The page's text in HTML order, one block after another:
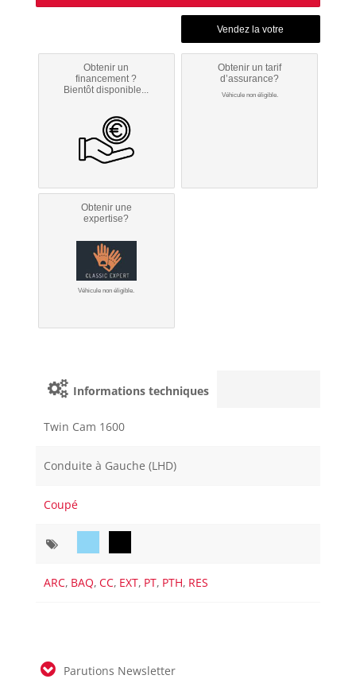
Obtenir un
financement ?
Bientôt disponible...
Obtenir un tarif
d’assurance?
Véhicule non éligible.
Obtenir une
expertise?
Véhicule non éligible.
Informations techniques
Twin Cam 1600
Conduite à Gauche (LHD)
Coupé
ARC, BAQ, CC, EXT, PT, PTH, RES
Parutions Newsletter